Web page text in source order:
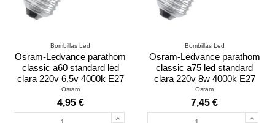
Bombillas Led
Osram-Ledvance parathom
classic a60 standard led
clara 220v 6,5v 4000k E27
Osram
4,95 €
Bombillas Led
Osram-Ledvance parathom
classic a75 led standard
clara 220v 8w 4000k E27
Osram
7,45 €